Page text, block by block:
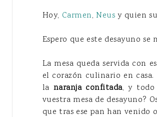
Hoy, Carmen, Neus y quien
Espero que este desayuno
La mesa queda servida con
el corazón culinario en
la naranja confitada, y todo
vuestra mesa de desayuno?
que tras ese pan han venido